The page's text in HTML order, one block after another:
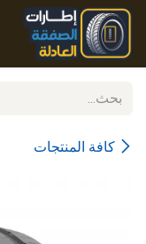
تخطي للذهاب إلى المحتوى
كافة المنتجات